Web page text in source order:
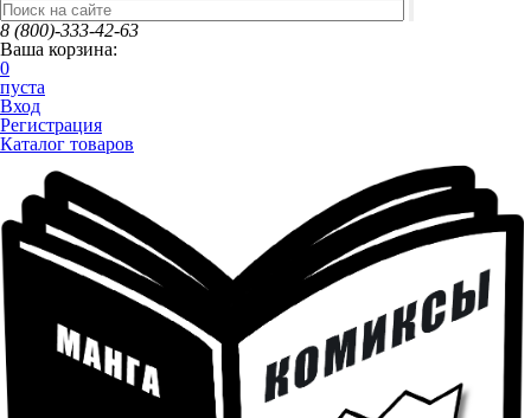
8 (800)-333-42-63
Ваша корзина:
0
пуста
Вход
Регистрация
Каталог товаров